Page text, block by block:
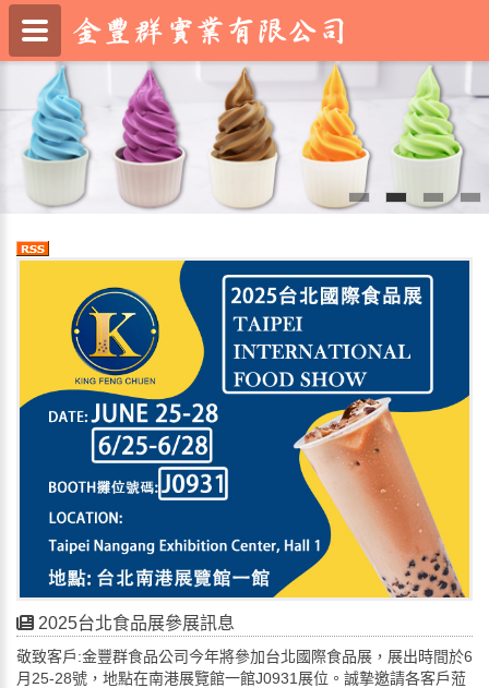
2025台北食品展參展訊息
敬致客戶:金豐群食品公司今年將參加台北國際食品展，展出時間於6
月25-28號，地點在南港展覽館一館J0931展位。誠摯邀請各客戶蒞